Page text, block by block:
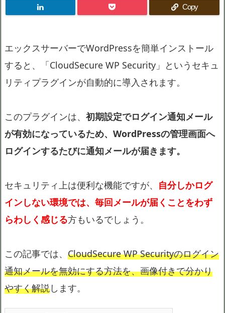
Copy
エックスサーバーでWordPressを簡単インストール
すると、「CloudSecure WP Security」というセキュ
リティプラグインが自動的に導入されます。
このプラグインは、 初期設定でログイン通知メール
が有効になっているため、WordPressの管理画面へ
ログインするたびに通知メールが届きます。
セキュリティ上は便利な機能ですが、 自分しかログ
インしない環境では、毎回メールが届くことをわず
らわしく感じる方もいるでしょう。
この記事では、 CloudSecure WP Securityのログイン
通知メールを無効にする方法を、画像付きで分かり
やすく解説します。